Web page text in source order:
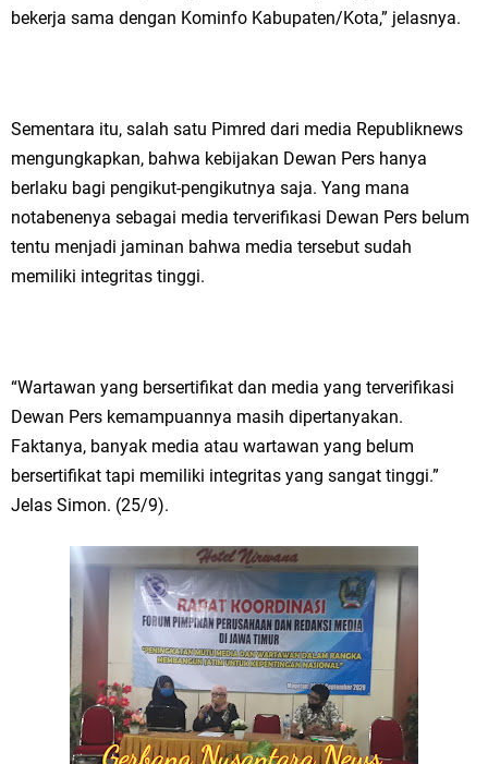
RT 03 RW 01 Patra Raya Rosewood Cerme Gresik Berbenah dan
bekerja sama dengan Kominfo Kabupaten/Kota,” jelasnya.
Sementara itu, salah satu Pimred dari media Republiknews
mengungkapkan, bahwa kebijakan Dewan Pers hanya
berlaku bagi pengikut-pengikutnya saja. Yang mana
notabenenya sebagai media terverifikasi Dewan Pers belum
tentu menjadi jaminan bahwa media tersebut sudah
memiliki integritas tinggi.
“Wartawan yang bersertifikat dan media yang terverifikasi
Dewan Pers kemampuannya masih dipertanyakan.
Faktanya, banyak media atau wartawan yang belum
bersertifikat tapi memiliki integritas yang sangat tinggi.”
Jelas Simon. (25/9).